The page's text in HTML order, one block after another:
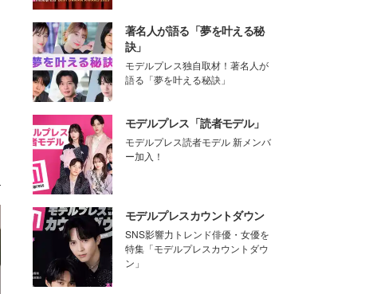
著名人が語る「夢を叶える秘
訣」
モデルプレス独自取材！著名人が
語る「夢を叶える秘訣」
モデルプレス「読者モデル」
モデルプレス読者モデル 新メンバ
ー加入！
モデルプレスカウントダウン
SNS影響力トレンド俳優・女優を
特集「モデルプレスカウントダウ
ン」